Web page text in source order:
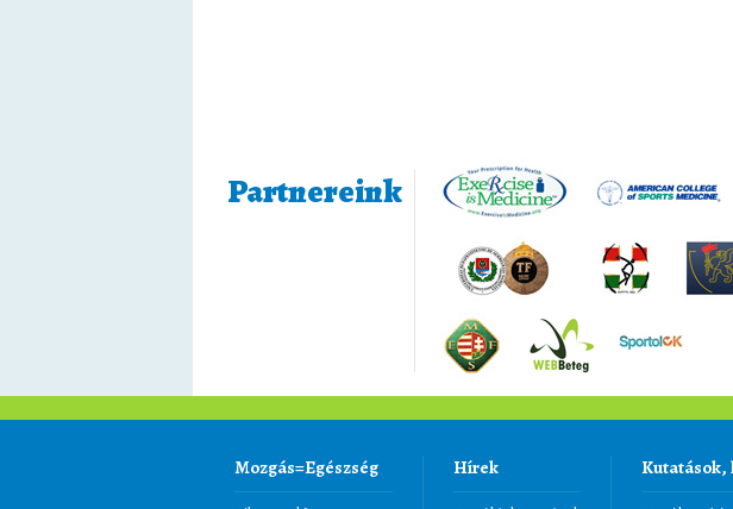
Partnereink
Mozgás=Egészség Hírek Kutatások,